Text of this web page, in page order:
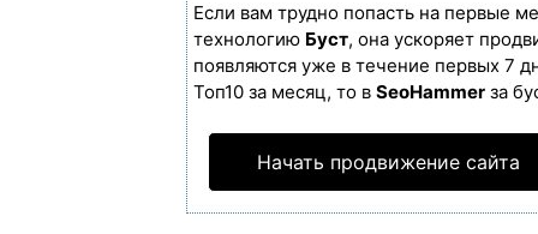
Если вам трудно попасть на первые
технологию Буст, она ускоряет
появляются уже в течение первых 7
Топ10 за месяц, то в SeoHammer за
Начать продвижение сайта